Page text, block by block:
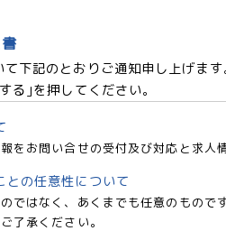
下記のとおりご通知申し上げます
る｣を押してください。
をお問い合せの受付及び対応と求人
の任意性について
ではなく、あくまでも任意のもの
了承ください。